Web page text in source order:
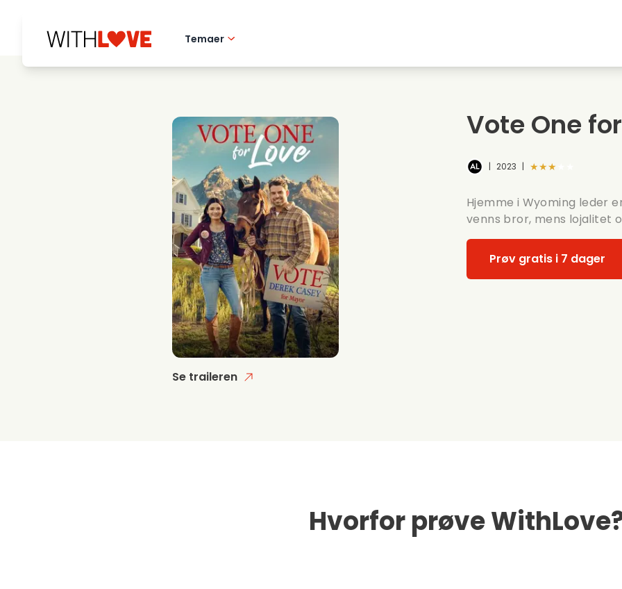
Temaer
Mysterier
Sommerfilmer
Dating filmer
Se traileren
Vote One
| 2023 | ★★★★★
Hjemme i Wyoming leder
venns bror, mens lojalitet
Prøv gratis i 7 dager
Hvorfor prøve